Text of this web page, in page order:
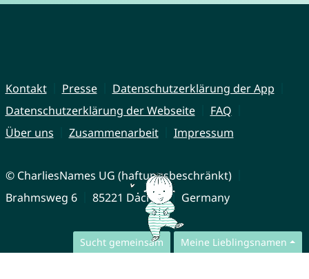
Sucht gemeinsam Meine Lieblingsnamen
Kontakt Presse
Datenschutzerklärung der App
Datenschutzerklärung der Webseite
FAQ
Über uns
Zusammenarbeit Impressum
© CharliesNames UG (haftungsbeschränkt)
Brahmsweg 6
85221 Dachau Germany